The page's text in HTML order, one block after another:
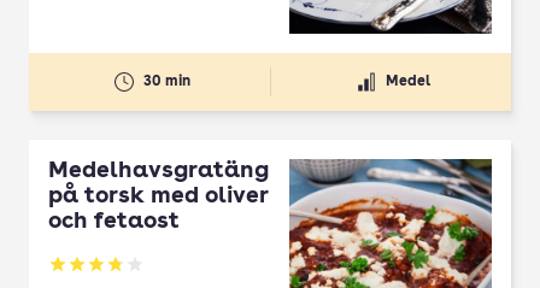
30 min Medel
Medelhavsgratäng
på torsk med oliver
och fetaost
Betyg: 3.77 av 5